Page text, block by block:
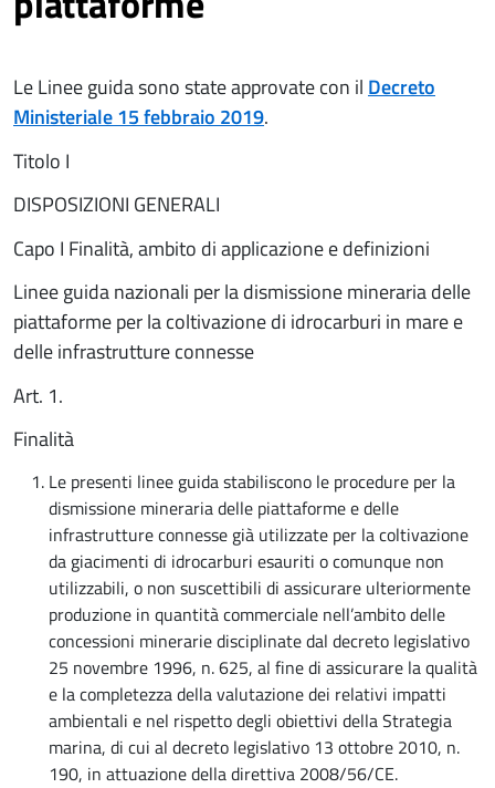
Le Linee guida sono state approvate con il Decreto
Ministeriale 15 febbraio 2019.
Titolo I
DISPOSIZIONI GENERALI
Capo I Finalità, ambito di applicazione e definizioni
Linee guida nazionali per la dismissione mineraria delle
piattaforme per la coltivazione di idrocarburi in mare e
delle infrastrutture connesse
Art. 1.
Finalità
Le presenti linee guida stabiliscono le procedure per la
dismissione mineraria delle piattaforme e delle
infrastrutture connesse già utilizzate per la coltivazione
da giacimenti di idrocarburi esauriti o comunque non
utilizzabili, o non suscettibili di assicurare ulteriormente
produzione in quantità commerciale nell’ambito delle
concessioni minerarie disciplinate dal decreto legislativo
25 novembre 1996, n. 625, al fine di assicurare la qualità
e la completezza della valutazione dei relativi impatti
ambientali e nel rispetto degli obiettivi della Strategia
marina, di cui al decreto legislativo 13 ottobre 2010, n.
190, in attuazione della direttiva 2008/56/CE.